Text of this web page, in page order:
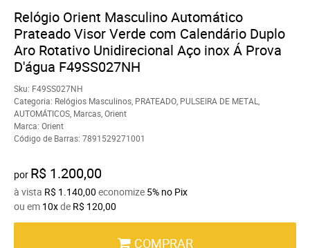
Relógio Orient Masculino Automático
Prateado Visor Verde com Calendário Duplo
Aro Rotativo Unidirecional Aço inox Á Prova
D'água F49SS027NH
Sku: F49SS027NH
Categoria: Relógios Masculinos PRATEADO PULSEIRA DE METAL
AUTOMÁTICOS Marcas Orient
Marca: Orient
Código de Barras: 7891529271001
por R$ 1.200,00
à vista R$ 1.140,00 economize 5% no Pix
ou em 10xde R$ 120,00
COMPRAR